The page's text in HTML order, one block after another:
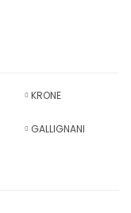
KRONE
GALLIGNANI